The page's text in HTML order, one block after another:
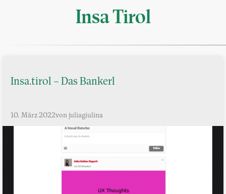
Insa Tirol
Insa.tirol – Das Bankerl
10. März 2022von juliagiulina